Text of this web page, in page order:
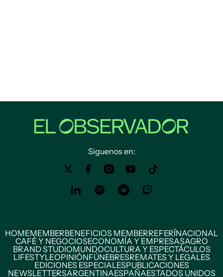
Siguenos en:
HOMEMEMBERBENEFICIOS MEMBERREFERÍNACIONAL
CAFÉ Y NEGOCIOSECONOMÍA Y EMPRESASAGRO
BRAND STUDIOMUNDOCULTURA Y ESPECTÁCULOS
LIFESTYLEOPINIÓNFÚNEBRESREMATES Y LEGALES
EDICIONES ESPECIALESPUBLICACIONES
NEWSLETTERSARGENTINAESPAÑAESTADOS UNIDOS